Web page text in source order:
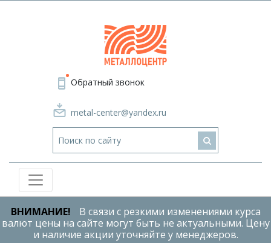
Обратный звонок
metal-center@yandex.ru
ВНИМАНИЕ!
В связи с резкими изменениями курса
валют цены на сайте могут быть не актуальными. Цену
и наличие акции уточняйте у менеджеров.